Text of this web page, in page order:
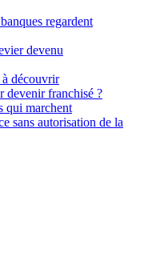
regardent
devenu
à découvrir
devenir franchisé ?
qui marchent
sans autorisation de la